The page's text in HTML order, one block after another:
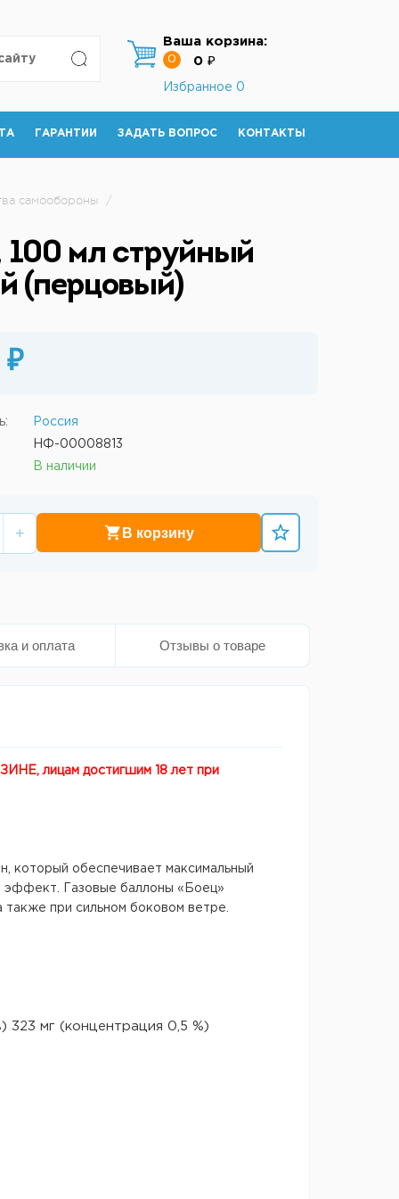
Ваша корзина:
0 0 ₽
Избранное 0
ГАРАНТИИ ЗАДАТЬ ВОПРОС КОНТАКТЫ
самообороны /
мл струйный
(перцовый)
₽
Россия
НФ-00008813
В наличии
+ В корзину
и оплата Отзывы о товаре
лицам достигшим 18 лет при
который обеспечивает максимальный
эффект. Газовые баллоны «Боец»
при сильном боковом ветре.
мг (концентрация 0,5 %)